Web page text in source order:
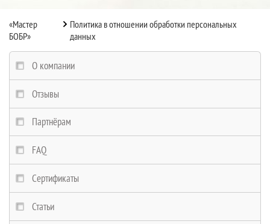
«Мастер
БОБР»
Политика в отношении обработки персональных
данных
О компании
Отзывы
Партнёрам
FAQ
Сертификаты
Статьи